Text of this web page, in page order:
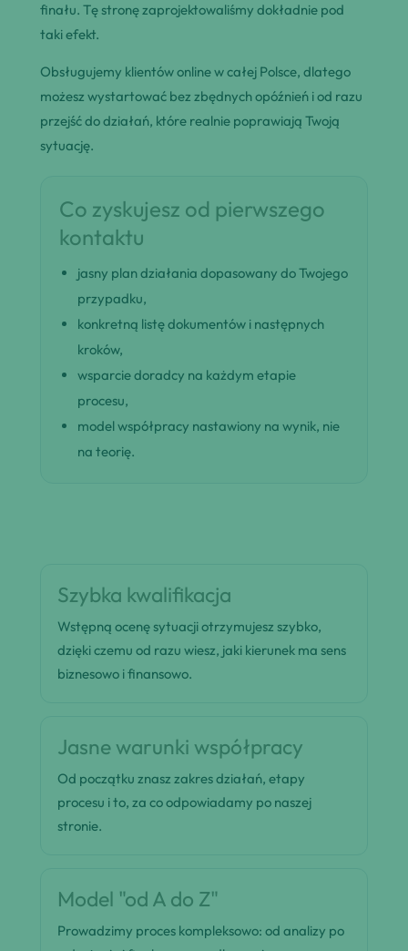
finału. Tę stronę zaprojektowaliśmy dokładnie pod
taki efekt.
Obsługujemy klientów online w całej Polsce, dlatego
możesz wystartować bez zbędnych opóźnień i od razu
przejść do działań, które realnie poprawiają Twoją
sytuację.
Co zyskujesz od pierwszego
kontaktu
jasny plan działania dopasowany do Twojego
przypadku,
konkretną listę dokumentów i następnych
kroków,
wsparcie doradcy na każdym etapie
procesu,
model współpracy nastawiony na wynik, nie
na teorię.
Szybka kwalifikacja
Wstępną ocenę sytuacji otrzymujesz szybko,
dzięki czemu od razu wiesz, jaki kierunek ma sens
biznesowo i finansowo.
Jasne warunki współpracy
Od początku znasz zakres działań, etapy
procesu i to, za co odpowiadamy po naszej
stronie.
Model "od A do Z"
Prowadzimy proces kompleksowo: od analizy po